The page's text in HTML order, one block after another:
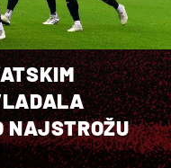
NAJSTROŽU